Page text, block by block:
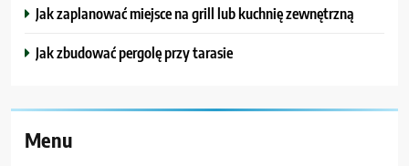
Jak zaplanować miejsce na grill lub kuchnię zewnętrzną
Jak zbudować pergolę przy tarasie
Menu